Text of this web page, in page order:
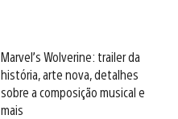
Marvel’s Wolverine: trailer da
história, arte nova, detalhes
sobre a composição musical e
mais